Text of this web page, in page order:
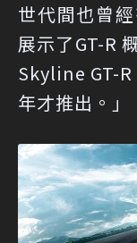
世代間也曾
展示了GT-R
Skyline GT-
年才推出。」